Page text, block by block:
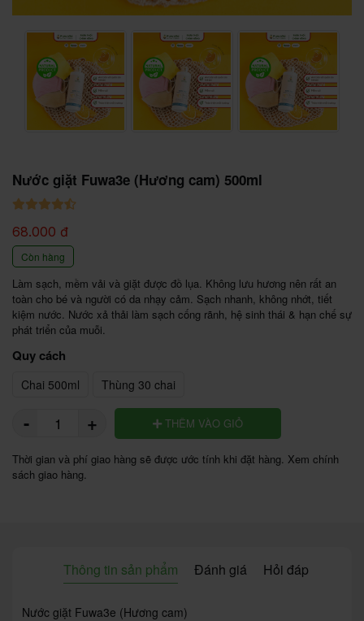
Nước giặt Fuwa3e (Hương cam) 500ml
68.000 đ
Còn hàng
Làm sạch, mềm vải và giặt được đồ lụa. Không lưu hương nên rất an
toàn cho bé và người có da nhạy cảm. Sạch nhanh, không nhớt, tiết
kiệm nước. Nước xả thải làm sạch cống rãnh, hệ sinh thái & hạn chế sự
phát triển của muỗi.
Quy cách
Chai 500ml Thùng 30 chai
- + THÊM VÀO GIỎ
Thời gian và phí giao hàng sẽ được ước tính khi đặt hàng. Xem chính
sách giao hàng.
Thông tin sản phẩm Đánh giá Hỏi đáp
Nước giặt Fuwa3e (Hương cam)